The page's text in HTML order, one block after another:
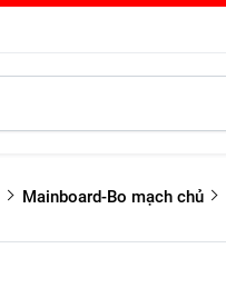
Mainboard-Bo mạch chủ